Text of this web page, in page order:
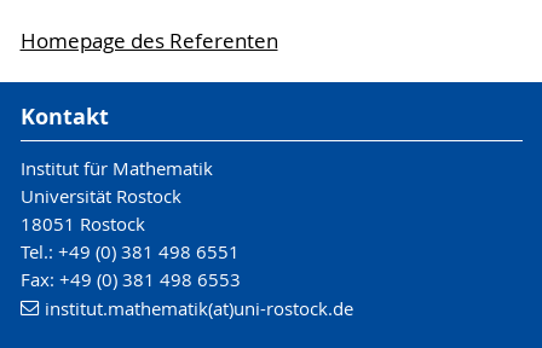
Homepage des Referenten
Kontakt
Institut für Mathematik
Universität Rostock
18051 Rostock
Tel.: +49 (0) 381 498 6551
Fax: +49 (0) 381 498 6553
institut.mathematik(at)uni-rostock.de